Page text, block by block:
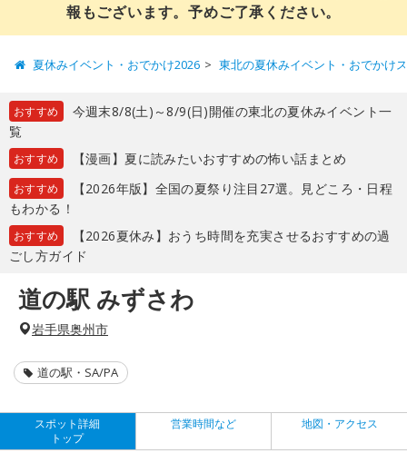
報もございます。予めご了承ください。
夏休みイベント・おでかけ2026 東北の夏休みイベント・おでかけ
おすすめ
今週末8/8(土)～8/9(日)開催の東北の夏休みイベント一
覧
おすすめ 【漫画】夏に読みたいおすすめの怖い話まとめ
おすすめ
【2026年版】全国の夏祭り注目27選。見どころ・日程
もわかる！
おすすめ
【2026夏休み】おうち時間を充実させるおすすめの過
ごし方ガイド
道の駅 みずさわ
岩手県奥州市
道の駅・SA/PA
スポット詳細
トップ
営業時間など 地図・アクセス